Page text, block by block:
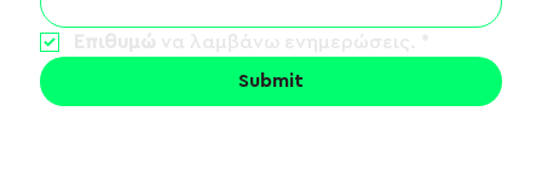
Επιθυμώ να λαμβάνω ενημερώσεις. *
Submit